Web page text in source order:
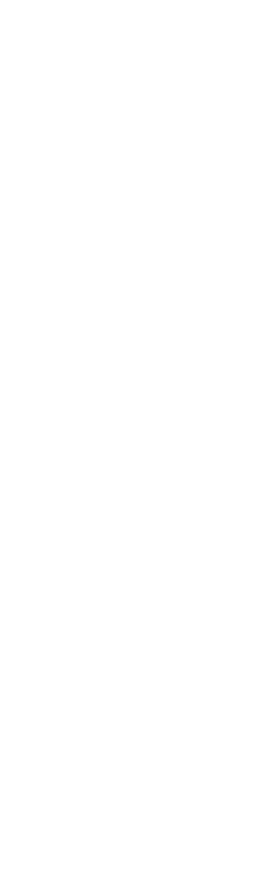
Hoy se han dado a
de la Sagrada Cena
de Semana
la Paz», acompañará a
hasta San Julián el 5
hasta la Santa Iglesia
Málaga en la jornada
realizado el Solemne
Agrupación Musical de
acompañará al Señor
La Agrupación Musical
una de las pioneras en
Cornetas y Tambores
“Trompetas primeras”,
“Trombones”,
“Bombos y Platos”, la
devenir de la historia